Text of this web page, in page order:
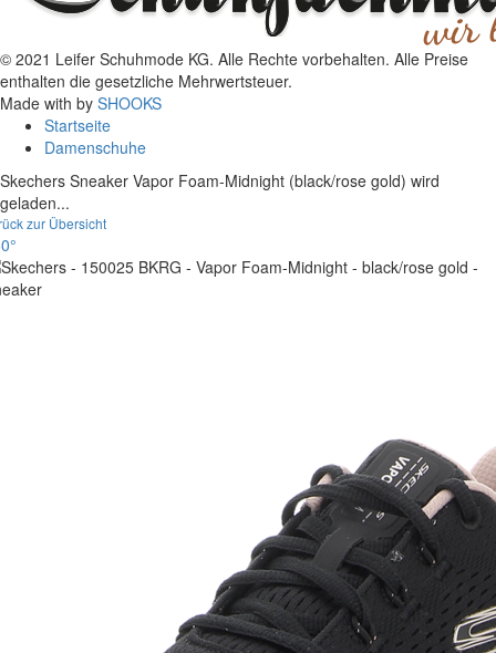
© 2021 Leifer Schuhmode KG. Alle Rechte vorbehalten. Alle Preise
enthalten die gesetzliche Mehrwertsteuer.
Made with by SHOOKS
Startseite
Damenschuhe
Skechers Sneaker Vapor Foam-Midnight (black/rose gold) wird
geladen...
zur Übersicht